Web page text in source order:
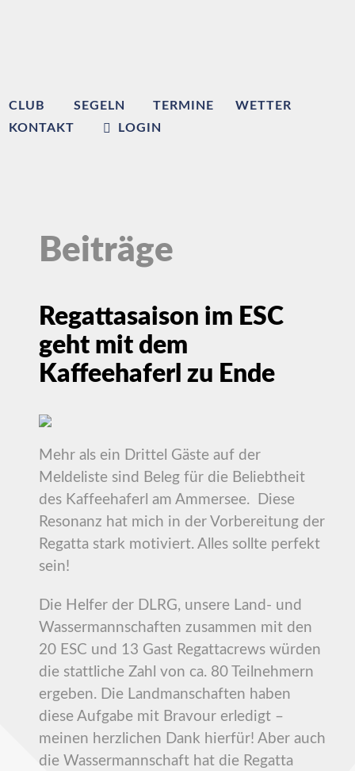
CLUB SEGELN TERMINE
WETTER
KONTAKT
LOGIN
Beiträge
Regattasaison im ESC
geht mit dem
Kaffeehaferl zu Ende
Mehr als ein Drittel Gäste auf der
Meldeliste sind Beleg für die Beliebtheit
des Kaffeehaferl am Ammersee. Diese
Resonanz hat mich in der Vorbereitung der
Regatta stark motiviert. Alles sollte perfekt
sein!
Die Helfer der DLRG, unsere Land- und
Wassermannschaften zusammen mit den
20 ESC und 13 Gast Regattacrews würden
die stattliche Zahl von ca. 80 Teilnehmern
ergeben. Die Landmanschaften haben
diese Aufgabe mit Bravour erledigt –
meinen herzlichen Dank hierfür! Aber auch
die Wassermannschaft hat die Regatta